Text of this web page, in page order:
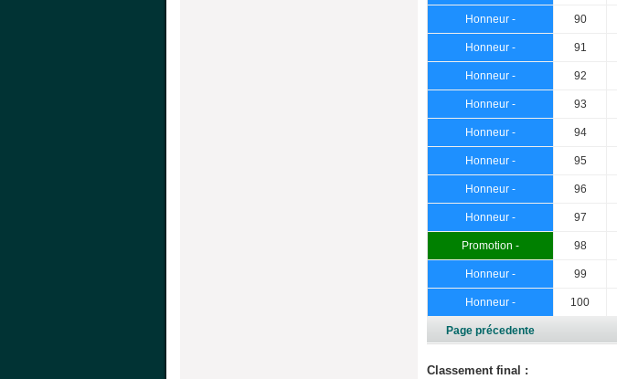
Honneur - 90
Honneur - 91
Honneur - 92
Honneur - 93
Honneur - 94
Honneur - 95
Honneur - 96
Honneur - 97
Promotion - 98
Honneur - 99
Honneur - 100
Page précedente
Classement final :